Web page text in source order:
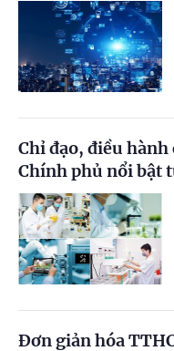
Chỉ đạo, điều
Chính phủ nổi bật
Đơn giản hóa